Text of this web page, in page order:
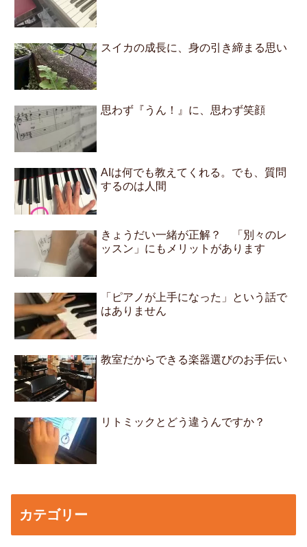
スイカの成長に、身の引き締まる思い
思わず『うん！』に、思わず笑顔
AIは何でも教えてくれる。でも、質問
するのは人間
きょうだい一緒が正解？ 「別々のレ
ッスン」にもメリットがあります
「ピアノが上手になった」という話で
はありません
教室だからできる楽器選びのお手伝い
リトミックとどう違うんですか？
カテゴリー